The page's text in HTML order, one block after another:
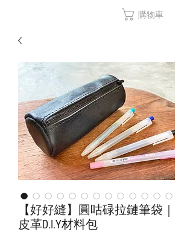
購物車
【好好縫】圓咕碌拉鏈筆袋｜
皮革D.I.Y材料包